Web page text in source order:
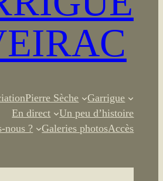
Pierre Sèche
Garrigue
En direct
Un peu d’histoire
nous ?
Galeries photosAccès